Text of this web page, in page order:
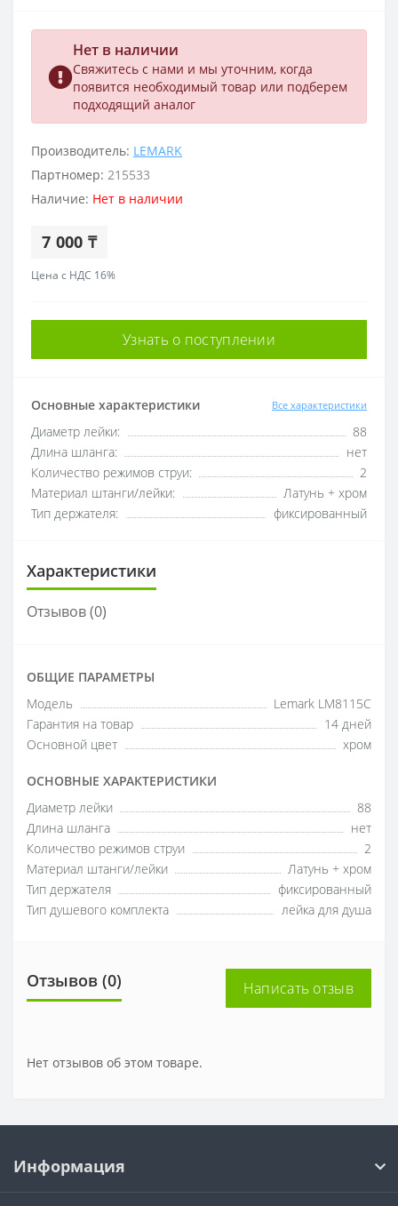
Нет в наличии
Свяжитесь с нами и мы уточним, когда
появится необходимый товар или подберем
подходящий аналог
Производитель: LEMARK
Партномер: 215533
Наличие: Нет в наличии
7 000 ₸
Цена с НДС 16%
Узнать о поступлении
Основные характеристики Все характеристики
Диаметр лейки:
88
Длина шланга:
нет
Количество режимов струи:
2
Материал штанги/лейки:
Латунь + хром
Тип держателя:
фиксированный
Характеристики
Отзывов (0)
ОБЩИЕ ПАРАМЕТРЫ
Модель
Lemark LM8115C
Гарантия на товар
14 дней
Основной цвет
хром
ОСНОВНЫЕ ХАРАКТЕРИСТИКИ
Диаметр лейки
88
Длина шланга
нет
Количество режимов струи
2
Материал штанги/лейки
Латунь + хром
Тип держателя
фиксированный
Тип душевого комплекта
лейка для душа
Отзывов (0) Написать отзыв
Нет отзывов об этом товаре.
Информация